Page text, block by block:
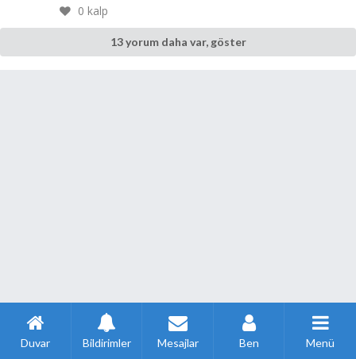
0 kalp
13 yorum daha var, göster
Duvar Bildirimler Mesajlar Ben Menü